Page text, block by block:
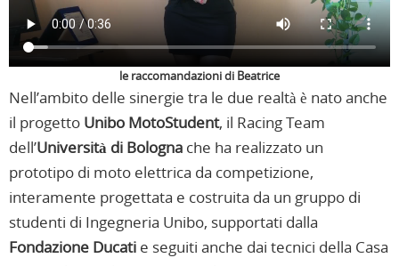
le raccomandazioni di Beatrice
Nell’ambito delle sinergie tra le due realtà è nato anche
il progetto Unibo MotoStudent, il Racing Team
dell’Università di Bologna che ha realizzato un
prototipo di moto elettrica da competizione,
interamente progettata e costruita da un gruppo di
studenti di Ingegneria Unibo, supportati dalla
Fondazione Ducati e seguiti anche dai tecnici della Casa